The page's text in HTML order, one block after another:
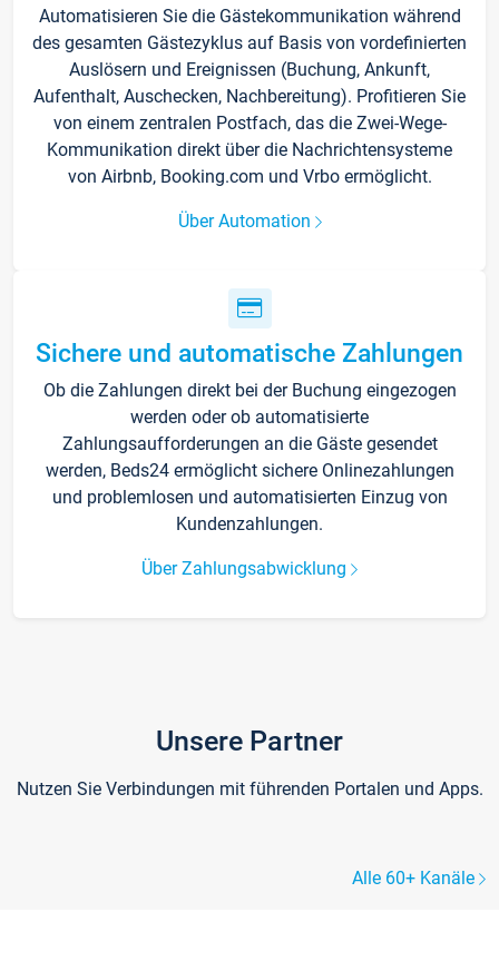
Automatisieren Sie die Gästekommunikation während
des gesamten Gästezyklus auf Basis von vordefinierten
Auslösern und Ereignissen (Buchung, Ankunft,
Aufenthalt, Auschecken, Nachbereitung). Profitieren Sie
von einem zentralen Postfach, das die Zwei-Wege-
Kommunikation direkt über die Nachrichtensysteme
von Airbnb, Booking.com und Vrbo ermöglicht.
Über Automation
Sichere und automatische Zahlungen
Ob die Zahlungen direkt bei der Buchung eingezogen
werden oder ob automatisierte
Zahlungsaufforderungen an die Gäste gesendet
werden, Beds24 ermöglicht sichere Onlinezahlungen
und problemlosen und automatisierten Einzug von
Kundenzahlungen.
Über Zahlungsabwicklung
Unsere Partner
Nutzen Sie Verbindungen mit führenden Portalen und Apps.
Alle 60+ Kanäle